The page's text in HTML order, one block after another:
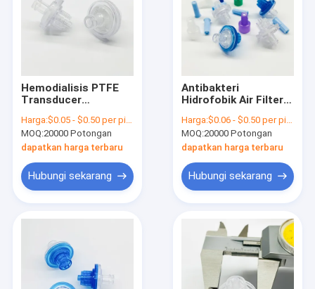
Hemodialisis PTFE
Transducer
Hydrophobic Filter
Harga:$0.05 - $0.50 per piece
MOQ:20000 Potongan
dapatkan harga terbaru
Hubungi sekarang
Antibakteri
Hidrofobik Air Filter
Protector 0,22
Mikron 23mm
Harga:$0.06 - $0.50 per piece
MOQ:20000 Potongan
dapatkan harga terbaru
Hubungi sekarang